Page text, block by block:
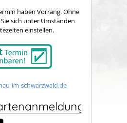
haben Vorrang. Ohne
sich unter Umständen
einstellen.
im-schwarzwald.de